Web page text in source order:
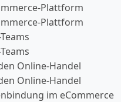
Plattform
Plattform
Online-Handel
Online-Handel
im eCommerce